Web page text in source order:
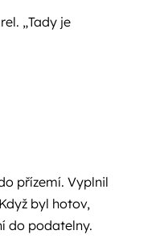
„Tady je
přízemí. Vyplnil
byl hotov,
do podatelny.